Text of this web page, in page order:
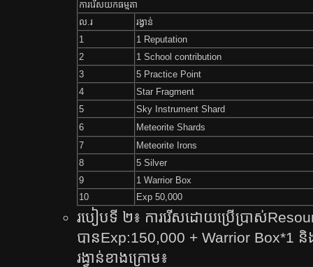
ការ​រើស​យក​ធម្មតា​
ល.រ
រង្វាន់​
1
1 Reputation
2
1 School contribution
3
5 Practice Point
4
Star Fragment
5
Sky Instrument Shard
6
Meteorite Shards
7
Meteorite Irons
8
5 Silver
9
1 Warrior Box
10
Exp 50,000
របៀបទី ២៖ ការរើសដោយប្រើប្រាស់
បានExp:150,000 + Warrior Box*1
រង្វាន់ខាងក្រោម៖